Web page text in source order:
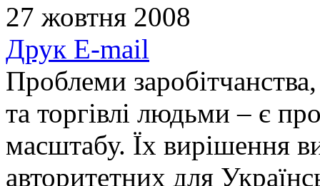
27 жовтня 2008
Друк E-mail
Проблеми заробітчанства,
та торгівлі людьми – є
масштабу. Їх вирішення
авторитетних для